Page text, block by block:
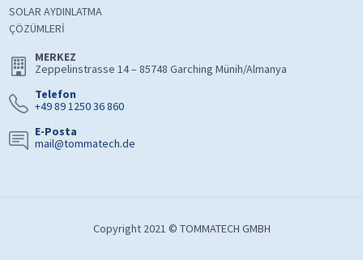
SOLAR AYDINLATMA
ÇÖZÜMLERİ
MERKEZ
Zeppelinstrasse 14 – 85748 Garching Münih/Almanya
Telefon
+49 89 1250 36 860
E-Posta
mail@tommatech.de
Copyright 2021 © TOMMATECH GMBH